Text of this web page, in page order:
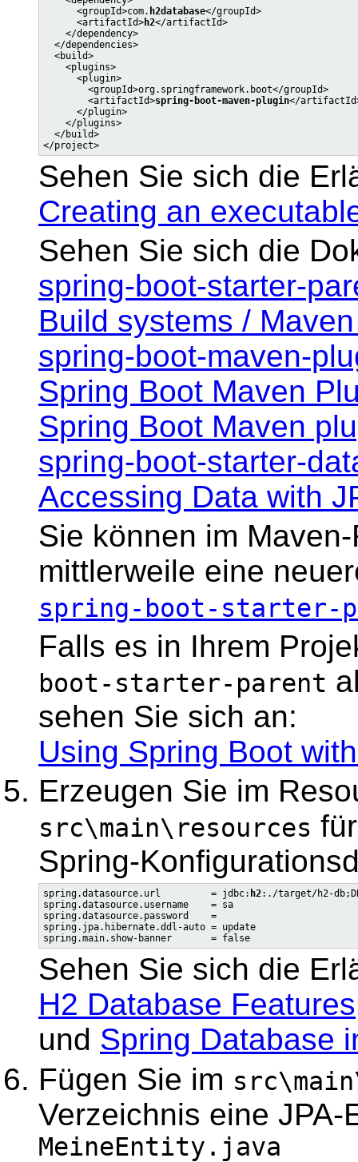
      <groupId>com.
h2database</groupId>
      <artifactId>
h2</artifactId>
    </dependency>
  </dependencies>
  <build>
    <plugins>
      <plugin>
        <groupId>org.springframework.boot</groupId>
        <artifactId>
spring-boot-maven-plugin</
      </plugin>
    </plugins>
  </build>
Sehen Sie sich die
Creating an
Sehen Sie sich die
spring-boot-starter-
Build systems /
spring-boot-maven-
Spring Boot Maven
Spring Boot Maven
spring-boot-starter-
Accessing Data with
Sie können im
mittlerweile eine
spring-boot-starter-
Falls es in Ihrem
boot-starter-parent
sehen Sie sich an:
Using Spring Boot
Erzeugen Sie im
src\main\resources
Spring-
spring.datasource.url         = jdbc: h2:./target/h2-
spring.datasource.username    = sa
spring.datasource.password    =
spring.jpa.hibernate.ddl-auto = update
Sehen Sie sich die
H2 Database Features
und Spring Database
Fügen Sie im
Verzeichnis eine
MeineEntity.java